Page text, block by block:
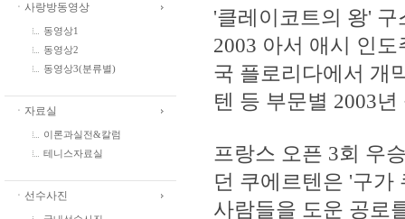
ㆍ사랑방동영상
동영상1
동영상2
동영상3(분류별)
ㆍ자료실
이론과실전&칼럼
테니스자료실
ㆍ선수사진
'클레이코트의 왕'
2003 아서 애시 인
국 플로리다에서 개
텐 등 부문별 2003
프랑스 오픈 3회 우
던 쿠에르텐은 '구가
사람들을 도운 공로